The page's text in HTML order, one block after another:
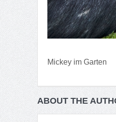
Mickey im Garten
ABOUT THE